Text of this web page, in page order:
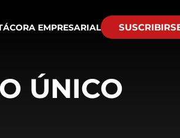
EMPRESARIAL
ÚNICO